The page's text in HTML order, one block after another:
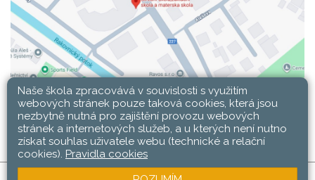
Naše škola zpracovává v souvislosti s využitím
webových stránek pouze taková cookies, která jsou
nezbytně nutná pro zajištění provozu webových
stránek a internetových služeb, a u kterých není nutno
získat souhlas uživatele webu (technické a relační
cookies). Pravidla cookies